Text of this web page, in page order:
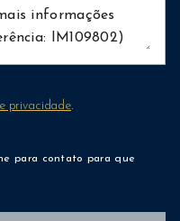
privacidade.
para contato para que